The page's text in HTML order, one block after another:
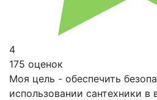
4
175 оценок
Моя цель - обеспечить
использовании сантехники